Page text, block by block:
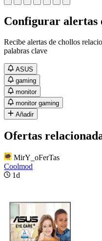
Configurar alertas
Recibe alertas de chollos
palabras clave
ASUS
gaming
monitor
monitor gaming
Añadir
Ofertas
MirY_oFerTas
Coolmod
1d